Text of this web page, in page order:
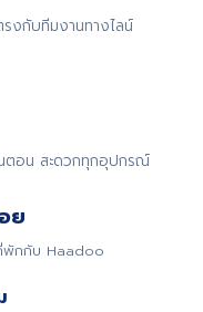
งกับทีมงานทางไลน์
นตอน สะดวกทุกอุปกรณ์
ย
พักกับ Haadoo